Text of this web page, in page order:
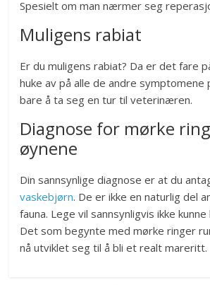
Spesielt om man nærmer seg
Muligens rabiat
Er du muligens rabiat? Da er det fare
huke av på alle de andre
bare å ta seg en tur til veterinæren.
Diagnose for mørke
øynene
Din sannsynlige diagnose er at du
vaskebjørn. De er ikke en naturlig del
fauna. Lege vil sannsynligvis ikke
Det som begynte med mørke ringer
nå utviklet seg til å bli et realt mareritt.